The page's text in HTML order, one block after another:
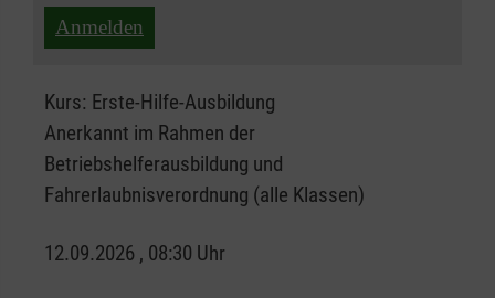
Anmelden
Kurs: Erste-Hilfe-Ausbildung
Anerkannt im Rahmen der
Betriebshelferausbildung und
Fahrerlaubnisverordnung (alle Klassen)
12.09.2026 , 08:30 Uhr